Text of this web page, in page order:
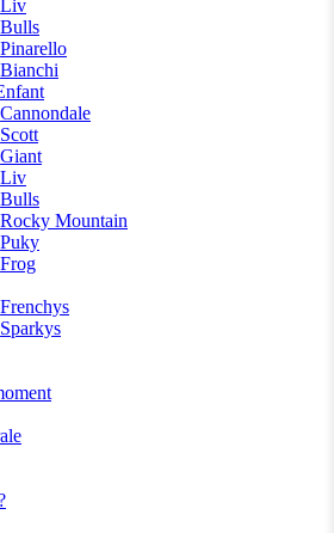
Liv
Bulls
Pinarello
Bianchi
Cannondale
Scott
Giant
Liv
Bulls
Rocky Mountain
Puky
Frog
Frenchys
Sparkys